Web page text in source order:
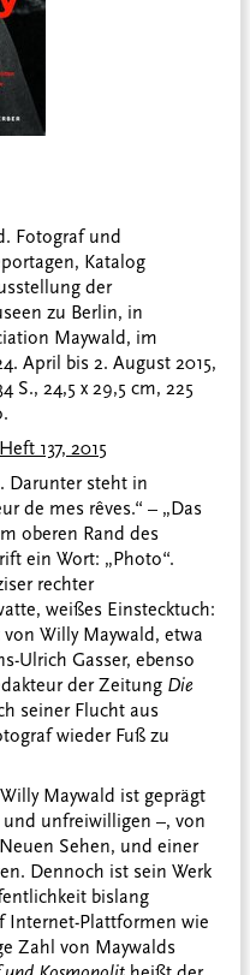
Fotograf und
Katalog
der
zu Berlin, in
Maywald, im
April bis 2. August 2015,
S., 24,5 x 29,5 cm, 225
137, 2015
Darunter steht in
de mes rêves.“ – „Das
oberen Rand des
ein Wort: „Photo“.
rechter
weißes Einstecktuch:
Willy Maywald, etwa
Ulrich Gasser, ebenso
der Zeitung Die
seiner Flucht aus
wieder Fuß zu
Maywald ist geprägt
unfreiwilligen –, von
Sehen, und einer
Dennoch ist sein Werk
bislang
Internet-Plattformen wie
Zahl von Maywalds